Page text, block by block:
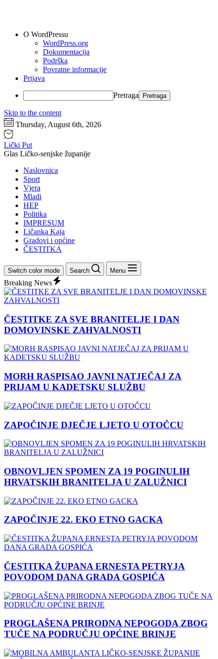
O WordPressu
WordPress.org
Dokumentacija
Podrška
Povratne informacije
Prijava
Pretraga
Skip to the content
Thursday, August 6th, 2026
Lički Put
Glas Ličko-senjske županije
Naslovnica
Sport
Vjera
Mladi
HEP
Politika
IMPRESUM
Ličanka Kaja
Gradovi i općine
ČESTITKA
Switch color mode Search Menu
Breaking News
ČESTITKE ZA SVE BRANITELJE I DAN
DOMOVINSKE ZAHVALNOSTI
MORH RASPISAO JAVNI NATJEČAJ ZA
PRIJAM U KADETSKU SLUŽBU
ZAPOČINJE DJEČJE LJETO U OTOČCU
OBNOVLJEN SPOMEN ZA 19 POGINULIH
HRVATSKIH BRANITELJA U ZALUŽNICI
ZAPOČINJE 22. EKO ETNO GACKA
ČESTITKA ŽUPANA ERNESTA PETRYJA
POVODOM DANA GRADA GOSPIĆA
PROGLAŠENA PRIRODNA NEPOGODA ZBOG
TUČE NA PODRUČJU OPĆINE BRINJE